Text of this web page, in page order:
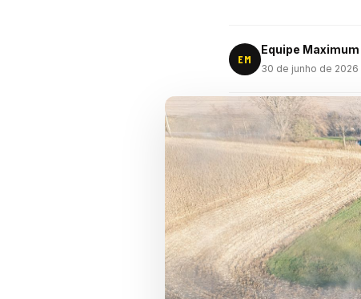
EM
Equipe Maximum
30 de junho de 2026